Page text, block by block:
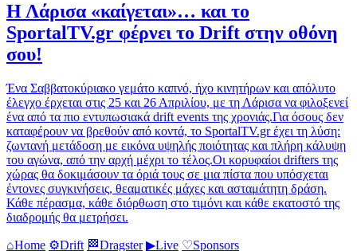
Η Λάρισα «καίγεται»… και το
SportalTV.gr φέρνει το Drift στην οθόνη
σου!
Ένα Σαββατοκύριακο γεμάτο καπνό, ήχο κινητήρων και απόλυτο
έλεγχο έρχεται στις 25 και 26 Απριλίου, με τη Λάρισα να φιλοξενεί
ένα από τα πιο εντυπωσιακά drift events της χρονιάς.Για όσους δεν
καταφέρουν να βρεθούν από κοντά, το SportalTV.gr έχει τη λύση:
ζωντανή μετάδοση με εικόνα υψηλής ποιότητας και πλήρη κάλυψη
του αγώνα, από την αρχή μέχρι το τέλος.Οι κορυφαίοι drifters της
χώρας θα δοκιμάσουν τα όριά τους σε μια πίστα που υπόσχεται
έντονες συγκινήσεις, θεαματικές μάχες και ασταμάτητη δράση.
Κάθε πέρασμα, κάθε διόρθωση στο τιμόνι και κάθε εκατοστό της
διαδρομής θα μετρήσει.
⌂Home ⚙Drift 🏁Dragster ▶Live ♡Sponsors